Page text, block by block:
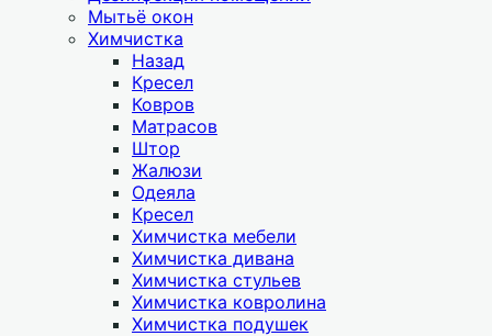
Мытьё окон
Химчистка
Назад
Кресел
Ковров
Матрасов
Штор
Жалюзи
Одеяла
Кресел
Химчистка мебели
Химчистка дивана
Химчистка стульев
Химчистка ковролина
Химчистка подушек